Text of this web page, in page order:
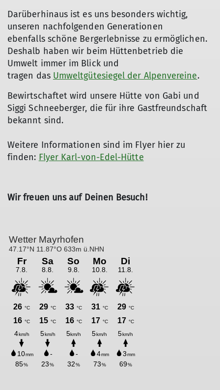
Darüberhinaus ist es uns besonders wichtig,
unseren nachfolgenden Generationen
ebenfalls schöne Bergerlebnisse zu ermöglichen.
Deshalb haben wir beim Hüttenbetrieb die
Umwelt immer im Blick und
tragen das Umweltgütesiegel der Alpenvereine.
Bewirtschaftet wird unsere Hütte von Gabi und
Siggi Schneeberger, die für ihre Gastfreundschaft
bekannt sind.
Weitere Informationen sind im Flyer hier zu
finden: Flyer Karl-von-Edel-Hütte
Wir freuen uns auf Deinen Besuch!
© DAV Wuerzburg